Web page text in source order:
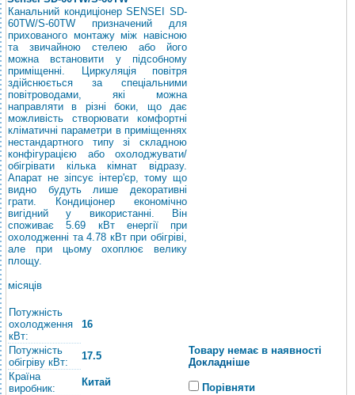
Канальний кондиціонер SENSEI SD-
60TW/S-60TW призначений для
прихованого монтажу між навісною
та звичайною стелею або його
можна встановити у підсобному
приміщенні. Циркуляція повітря
здійснюється за спеціальними
повітроводами, які можна
направляти в різні боки, що дає
можливість створювати комфортні
кліматичні параметри в приміщеннях
нестандартного типу зі складною
конфігурацією або охолоджувати/
обігрівати кілька кімнат відразу.
Апарат не зіпсує інтер'єр, тому що
видно будуть лише декоративні
грати. Кондиціонер економічно
вигідний у використанні. Він
споживає 5.69 кВт енергії при
охолодженні та 4.78 кВт при обігріві,
але при цьому охоплює велику
площу.
місяців
Потужність
охолодження
кВт:
16
Потужність
обігріву кВт:
17.5
Країна
виробник:
Китай
Товару немає в наявності
Докладніше
Порівняти